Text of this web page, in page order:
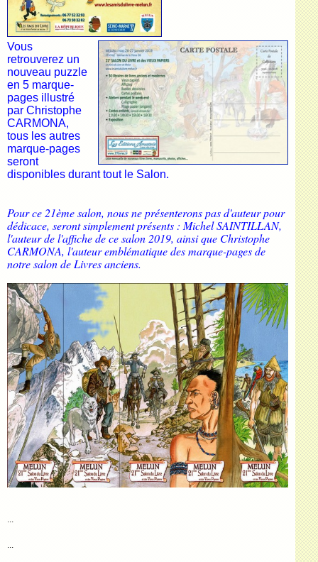
Vous
retrouverez un
nouveau puzzle
en 5 marque-
pages illustré
par Christophe
CARMONA,
tous les autres
marque-pages
seront
disponibles durant tout le Salon.
Pour ce 21ème salon, nous ne présenterons pas d'auteur pour
dédicace, seront simplement présents : Michel SAINTILLAN,
l'auteur de l'affiche de ce salon 2019, ainsi que Christophe
CARMONA, l'auteur emblématique des marque-pages de
notre salon de Livres anciens.
...
...